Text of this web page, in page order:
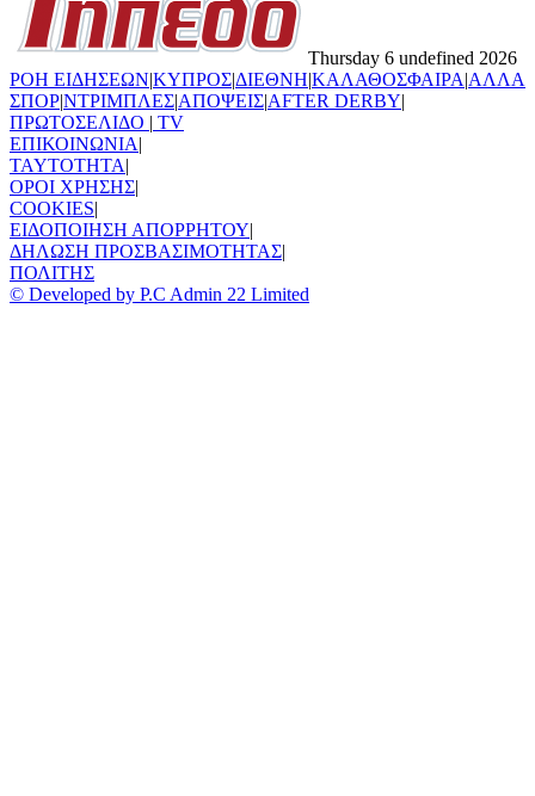
Thursday 6 undefined 2026
ΡΟΗ ΕΙΔΗΣΕΩΝ|ΚΥΠΡΟΣ|ΔΙΕΘΝΗ|ΚΑΛΑΘΟΣΦΑΙΡΑ|ΑΛΛΑ
ΣΠΟΡ|ΝΤΡΙΜΠΛΕΣ|ΑΠΟΨΕΙΣ|AFTER DERBY|
ΠΡΩΤΟΣΕΛΙΔΟ | TV
ΕΠΙΚΟΙΝΩΝΙΑ|
TAYTOTHTA|
ΟΡΟΙ ΧΡΗΣΗΣ|
COOKIES|
ΕΙΔΟΠΟΙΗΣΗ ΑΠΟΡΡΗΤΟΥ|
ΔΗΛΩΣΗ ΠΡΟΣΒΑΣΙΜΟΤΗΤΑΣ|
ΠΟΛΙΤΗΣ
© Developed by P.C Admin 22 Limited